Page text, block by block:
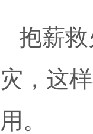
抱薪
灾，这
用。